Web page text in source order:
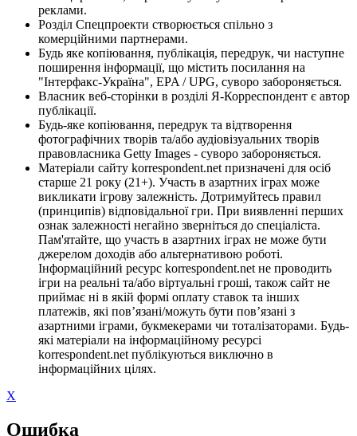
реклами.
Розділ Спецпроекти створюється спільно з
комерційними партнерами.
Будь яке копіювання, публікація, передрук, чи наступне
поширення інформації, що містить посилання на
"Інтерфакс-Україна", EPA / UPG, суворо забороняється.
Власник веб-сторінки в розділі Я-Корреспондент є автор
публікації.
Будь-яке копіювання, передрук та відтворення
фотографічних творів та/або аудіовізуальних творів
правовласника Getty Images - суворо забороняється.
Матеріали сайту korrespondent.net призначені для осіб
старше 21 року (21+). Участь в азартних іграх може
викликати ігрову залежність. Дотримуйтесь правил
(принципів) відповідальної гри. При виявленні перших
ознак залежності негайно зверніться до спеціаліста.
Пам'ятайте, що участь в азартних іграх не може бути
джерелом доходів або альтернативою роботі.
Інформаційний ресурс korrespondent.net не проводить
ігри на реальні та/або віртуальні гроші, також сайт не
приймає ні в якій формі оплату ставок та інших
платежів, які пов’язані/можуть бути пов’язані з
азартними іграми, букмекерами чи тоталізаторами. Будь-
які матеріали на інформаційному ресурсі
korrespondent.net публікуються виключно в
інформаційних цілях.
X
Ошибка